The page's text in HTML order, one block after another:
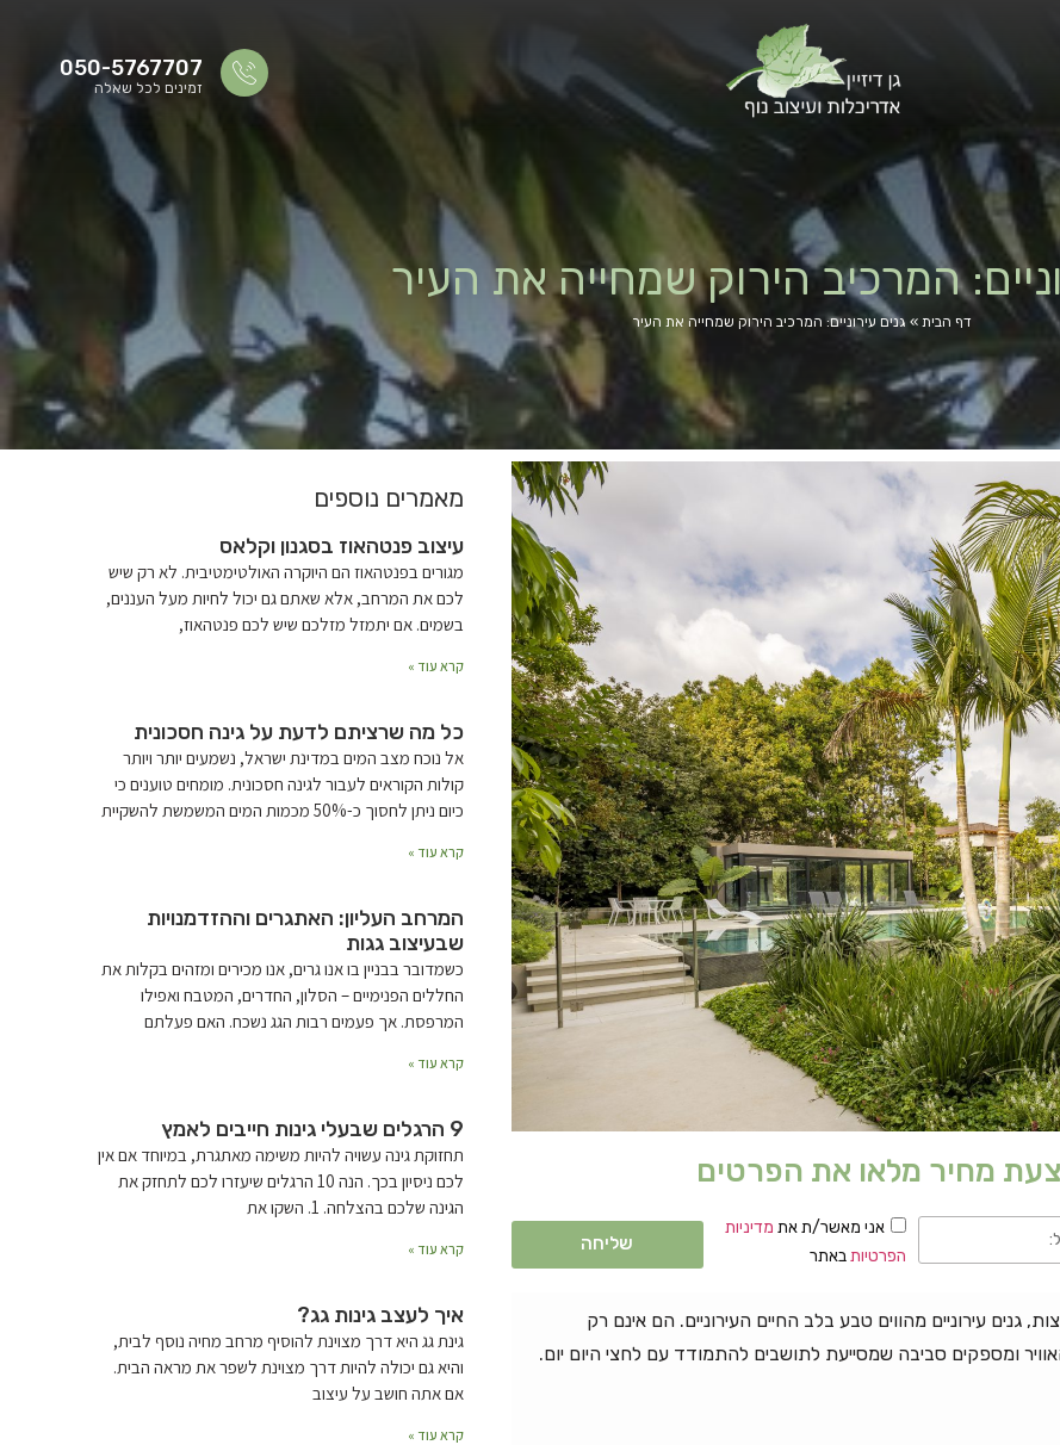
050-5767707
זמינים לכל שאלה
המרכיב הירוק שמחייה את העיר
דף הבית » גנים עירוניים: המרכיב הירוק שמחייה את העיר
מחיר מלאו את הפרטים
אני מאשר/ת את מדיניות
הפרטיותבאתר
שליחה
גנים עירוניים מהווים טבע בלב החיים העירוניים. הם אינם רק
ומספקים סביבה שמסייעת לתושבים להתמודד עם לחצי היום יום.
מאמרים נוספים
עיצוב פנטהאוז בסגנון וקלאס
מגורים בפנטהאוז הם היוקרה האולטימטיבית. לא רק שיש
לכם את המרחב, אלא שאתם גם יכול לחיות מעל העננים,
בשמים. אם יתמזל מזלכם שיש לכם פנטהאוז,
קרא עוד »
כל מה שרציתם לדעת על גינה חסכונית
אל נוכח מצב המים במדינת ישראל, נשמעים יותר ויותר
קולות הקוראים לעבור לגינה חסכונית. מומחים טוענים כי
כיום ניתן לחסוך כ-50% מכמות המים המשמשת להשקיית
קרא עוד »
המרחב העליון: האתגרים וההזדמנויות
שבעיצוב גגות
כשמדובר בבניין בו אנו גרים, אנו מכירים ומזהים בקלות את
החללים הפנימיים – הסלון, החדרים, המטבח ואפילו
המרפסת. אך פעמים רבות הגג נשכח. האם פעלתם
קרא עוד »
9 הרגלים שבעלי גינות חייבים לאמץ
תחזוקת גינה עשויה להיות משימה מאתגרת, במיוחד אם אין
לכם ניסיון בכך. הנה 10 הרגלים שיעזרו לכם לתחזק את
הגינה שלכם בהצלחה. 1. השקו את
קרא עוד »
איך לעצב גינות גג?
גינת גג היא דרך מצוינת להוסיף מרחב מחיה נוסף לבית,
והיא גם יכולה להיות דרך מצוינת לשפר את מראה הבית.
אם אתה חושב על עיצוב
קרא עוד »